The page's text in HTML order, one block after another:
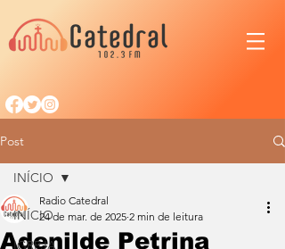
Post
INÍCIO
IGREJA
INÍCIO
Adenilde Petrina
Radio Catedral
24 de mar. de 2025 2 min de leitura